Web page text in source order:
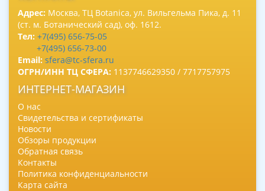
Адрес: Москва, ТЦ Botanica, ул. Вильгельма Пика, д. 11
(ст. м. Ботанический сад), оф. 1612.
Тел: +7(495) 656-75-05
+7(495) 656-73-00
Email: sfera@tc-sfera.ru
ОГРН/ИНН ТЦ СФЕРА: 1137746629350 / 7717757975
ИНТЕРНЕТ-МАГАЗИН
О нас
Свидетельства и сертификаты
Новости
Обзоры продукции
Обратная связь
Контакты
Политика конфиденциальности
Карта сайта